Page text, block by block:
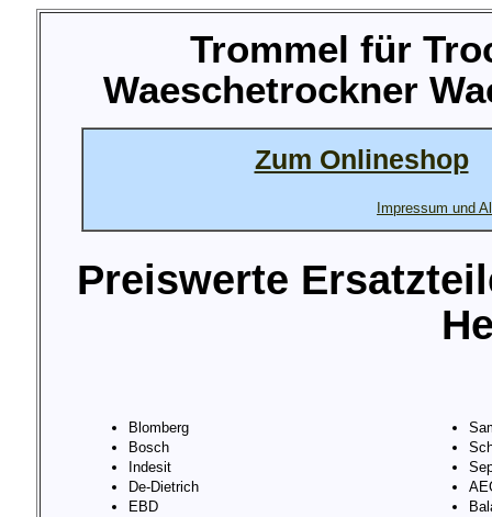
Trommel für
Waeschetrockner
Zum Onlineshop
Impressum und
Preiswerte
Blomberg
Bosch
Indesit
De-Dietrich
EBD